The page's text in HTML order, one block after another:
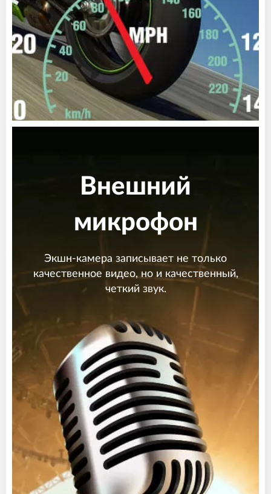
Внешний
микрофон
Экшн-камера записывает не только
качественное видео, но и качественный,
четкий звук.